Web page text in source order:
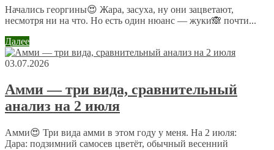
Да я тоже проверила перед самыми морозами прошла
весь огород. Луковичные тоже проверяю постоянно.
Очень полезные советы для садоводов, мы пока только
тюльпаны выращиваем на участке) уже взошли, так
как в субтропиках живем (Сочи)
Начались георгины😍 Жара, засуха, ну они зацветают,
несмотря ни на что. Но есть один нюанс — жуки🙈 почти...
Далее
03.07.2026
Амми — три вида, сравнительный
анализ на 2 июля
Амми😍 Три вида амми в этом году у меня. На 2 июля:
Дара: подзимний самосев цветёт, обычный весенний